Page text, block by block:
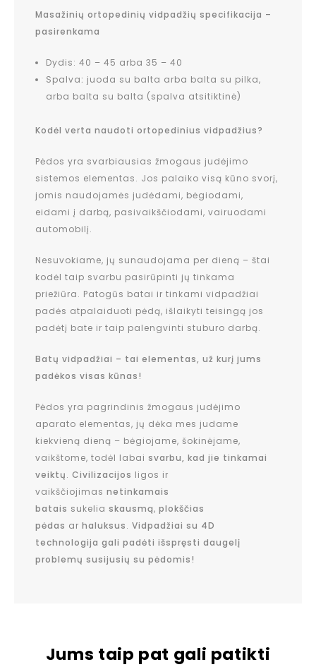
Masažinių ortopedinių vidpadžių specifikacija –
pasirenkama
Dydis: 40 – 45 arba 35 – 40
Spalva: juoda su balta arba balta su pilka,
arba balta su balta (spalva atsitiktinė)
Kodėl verta naudoti ortopedinius vidpadžius?
Pėdos yra svarbiausias žmogaus judėjimo
sistemos elementas. Jos palaiko visą kūno svorį,
jomis naudojamės judėdami, bėgiodami,
eidami į darbą, pasivaikščiodami, vairuodami
automobilį.
Nesuvokiame, jų sunaudojama per dieną – štai
kodėl taip svarbu pasirūpinti jų tinkama
priežiūra. Patogūs batai ir tinkami vidpadžiai
padės atpalaiduoti pėdą, išlaikyti teisingą jos
padėtį bate ir taip palengvinti stuburo darbą.
Batų vidpadžiai – tai elementas, už kurį jums
padėkos visas kūnas!
Pėdos yra pagrindinis žmogaus judėjimo
aparato elementas, jų dėka mes judame
kiekvieną dieną – bėgiojame, šokinėjame,
vaikštome, todėl labai svarbu, kad jie tinkamai
veiktų. Civilizacijos ligos ir
vaikščiojimas netinkamais
batais sukelia skausmą, plokščias
pėdas ar haluksus. Vidpadžiai su 4D
technologija gali padėti išspręsti daugelį
problemų susijusių su pėdomis!
Jums taip pat gali patikti